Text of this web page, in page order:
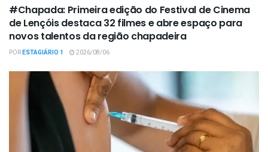
#Chapada: Primeira edição do Festival de Cinema
de Lençóis destaca 32 filmes e abre espaço para
novos talentos da região chapadeira
PORESTAGIÁRIO 1 2026/08/06